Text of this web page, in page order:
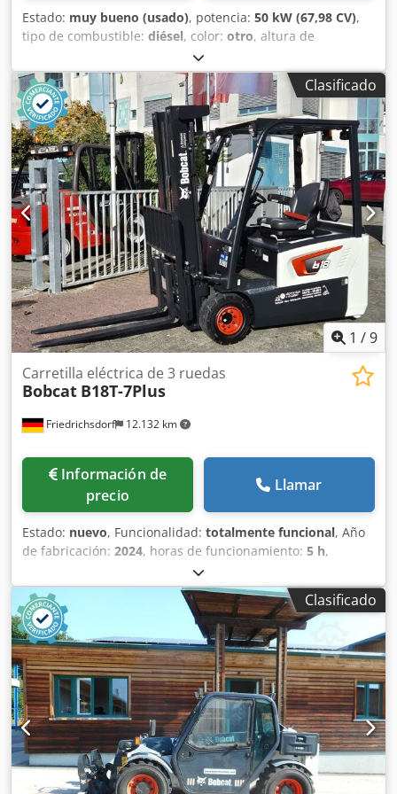
Estado: muy bueno (usado), potencia: 50 kW (67,98 CV),
tipo de combustible: diésel, color: otro, altura de
, Año de fabricación:
funcionamiento:2.227 h, Año de fabricación: 2021 Peso en
vacío: 3.664 kg Dimensiones (L x An x Al): 337 x 173 x 198
cm Dirección: Bock Marca del motor: Bobcat Marcado CE: sí
Estado técnico: muy bueno Dksdey D D Rzspfx Amlor
Estado visual: muy bueno = Otras opciones y accesorios = -
3er circuito hidráulico - Ventilador = Observaciones = Tren
de transmisión Norma / Fase: Stage IV / Tier IV final Estado
Tipo CE: CE Cabina cerrada con calefacción, control por
joystick SJC, orugas de goma nuevas, display deluxe
Clasificado
1 /9
Friedrichsdorf 12.132 km
Carretilla eléctrica de 3 ruedas
Bobcat B18T-7Plus
Información de
precio
Llamar
Estado: nuevo, Funcionalidad: totalmente funcional, Año
de fabricación: 2024, horas de funcionamiento: 5 h,
1.800 kg, altura de elevación:
mm, ascensor libre:1.540 mm, tipo de combustible:
eléctrico
triple, altura de construcción:
2.130 mm
6 kW (8,16 CV), anchura del
portahorquillas:902 mm, longitud de la horquilla:1.200
mm, peso en vacío:3.250 kg, longitud total:1.991 mm,
tipo de accionamiento:Elektro, ancho de construcción:
1.090 mm, Carretilla elevadora eléctrica de 3 ruedas
Centro de gravedad de la carga: 500 Anchura de la
horquilla: 100 mm Grosor de la horquilla: 35 mm Clase
ISO: ISO clase 2 = 1.000 - 2.500 kg Tipo de mástil: Triplex
Clase de velocidad: 15 Estado: Máquina nueva Estado
Clasificado